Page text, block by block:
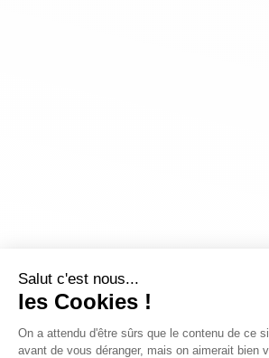
Salut c'est nous...
les Cookies !
On a attendu d'être sûrs que le contenu de ce
avant de vous déranger, mais on aimerait bien